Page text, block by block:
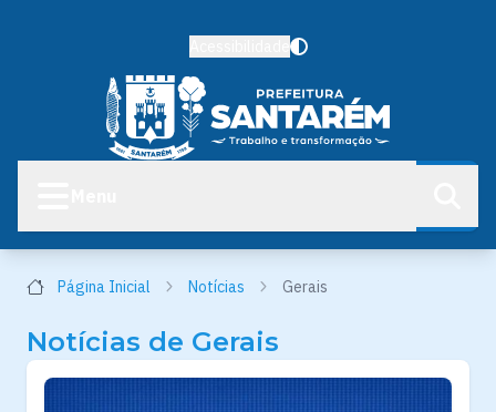
Página Inicial Notícias Gerais
Notícias de Gerais